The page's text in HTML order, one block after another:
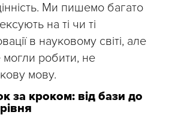
Ми пишемо багато
на ті чи ті
в науковому світі, але
робити, не
мову.
за кроком: від бази до